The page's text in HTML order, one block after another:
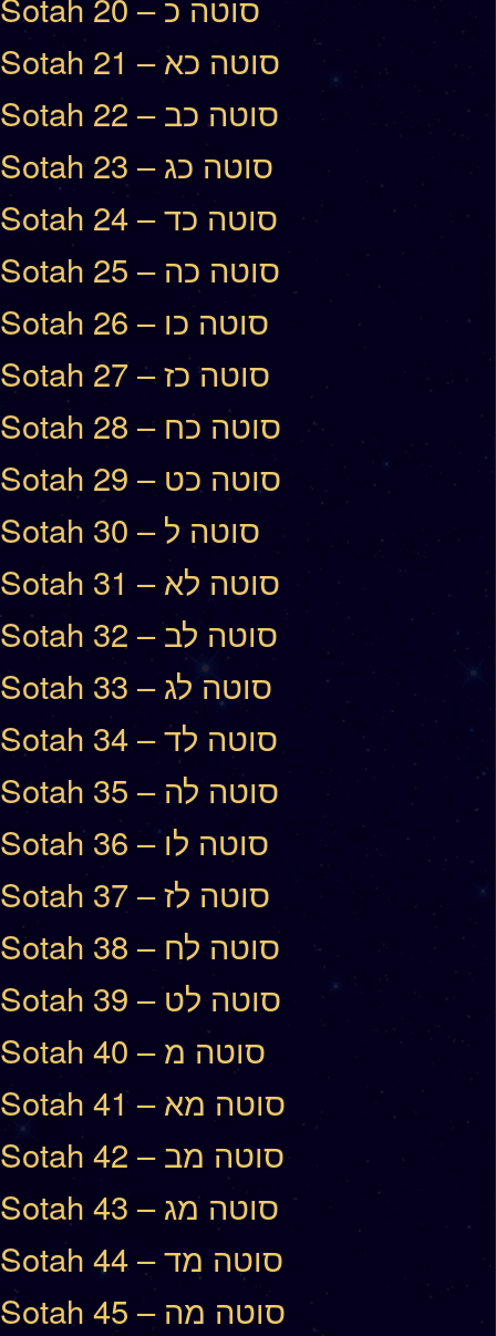
Sotah 21 – סוטה כא
Sotah 22 – סוטה כב
Sotah 23 – סוטה כג
Sotah 24 – סוטה כד
Sotah 25 – סוטה כה
Sotah 26 – סוטה כו
Sotah 27 – סוטה כז
Sotah 28 – סוטה כח
Sotah 29 – סוטה כט
Sotah 30 – סוטה ל
Sotah 31 – סוטה לא
Sotah 32 – סוטה לב
Sotah 33 – סוטה לג
Sotah 34 – סוטה לד
Sotah 35 – סוטה לה
Sotah 36 – סוטה לו
Sotah 37 – סוטה לז
Sotah 38 – סוטה לח
Sotah 39 – סוטה לט
Sotah 40 – סוטה מ
Sotah 41 – סוטה מא
Sotah 42 – סוטה מב
Sotah 43 – סוטה מג
Sotah 44 – סוטה מד
Sotah 45 – סוטה מה